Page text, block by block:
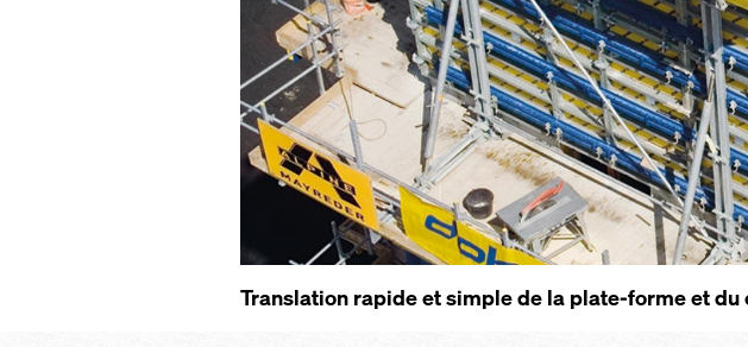
Translation rapide et simple de la plate-forme et du